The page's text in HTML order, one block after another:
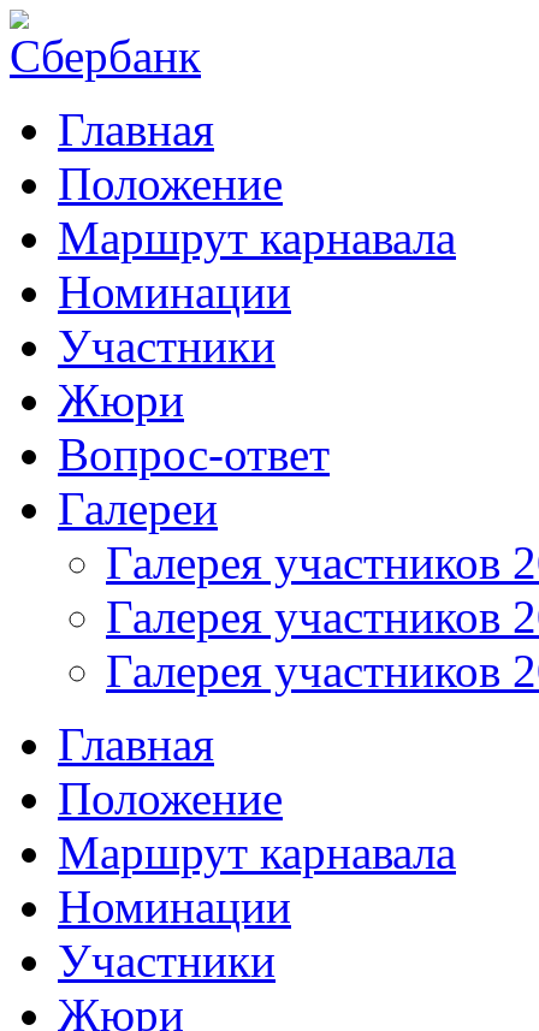
Главная
Положение
Маршрут карнавала
Номинации
Участники
Жюри
Вопрос-ответ
Галереи
Галерея участников
Галерея участников
Галерея участников
Главная
Положение
Маршрут карнавала
Номинации
Участники
Жюри